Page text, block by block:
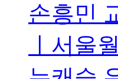
손흥민
ㅣ서울